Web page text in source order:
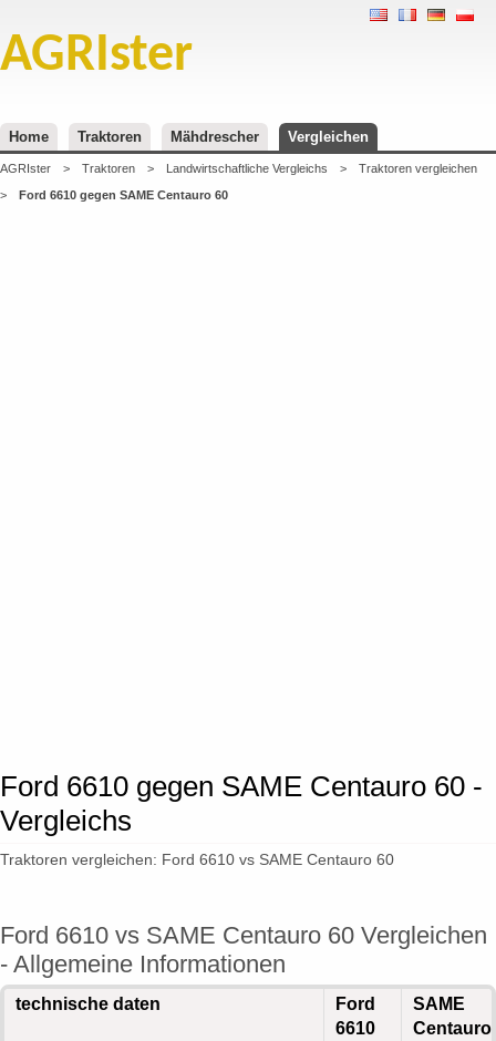
AGRIster
Home Traktoren Mähdrescher Vergleichen
AGRIster > Traktoren > Landwirtschaftliche Vergleichs >
Traktoren vergleichen
>
Ford 6610 gegen SAME Centauro 60
Ford 6610 gegen SAME Centauro 60 -
Vergleichs
Traktoren vergleichen: Ford 6610 vs SAME Centauro 60
Ford 6610 vs SAME Centauro 60 Vergleichen
- Allgemeine Informationen
technische daten
Ford
6610
SAME
Centauro